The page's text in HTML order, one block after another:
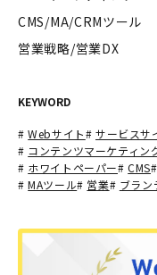
CMS/MA/CRMツール
営業戦略/営業DX
KEYWORD
#Webサイト#サービスサ
# コンテンツマーケティン
# ホワイトペーパー#CMS#
#MAツール# 営業# ブラン